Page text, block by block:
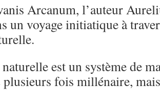
Arcanum, l’auteur
un voyage initiatique à
est un système de
fois millénaire,